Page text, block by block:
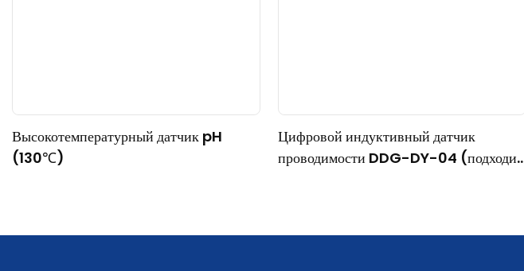
Высокотемпературный датчик pH
(130℃)
Цифровой индуктивный датчик
проводимости DDG-DY-04 (подходит